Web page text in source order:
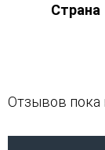
Страна
Отзывов пока